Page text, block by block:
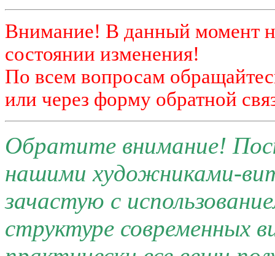
Внимание! В данный момент
состоянии изменения!
По всем вопросам
или через форму обратной
Обратите внимание!
нашими художниками-
зачастую с
структуре современных